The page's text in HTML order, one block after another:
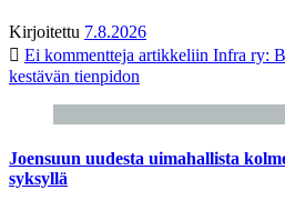
Kirjoitettu 7.8.2026
Ei kommentteja artikkeliin Infra ry:
kestävän tienpidon
Joensuun uudesta uimahallista
syksyllä